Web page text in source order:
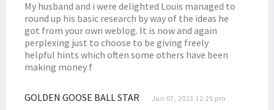
My husband and i were delighted Louis managed to
round up his basic research by way of the ideas he
got from your own weblog. It is now and again
perplexing just to choose to be giving freely
helpful hints which often some others have been
making money f
GOLDEN GOOSE BALL STAR Jun 07, 2023 12:25 pm